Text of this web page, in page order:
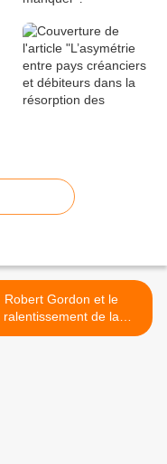
Robert Gordon et le
ralentissement de la
croissance potentielle >